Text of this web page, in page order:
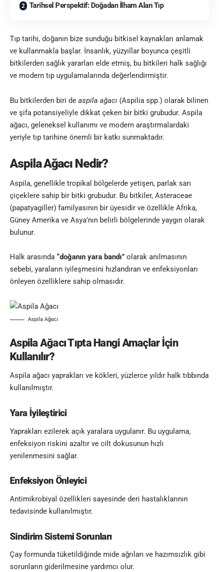
Tarihsel Perspektif: Doğadan İlham Alan Tıp
Tıp tarihi, doğanın bize sunduğu bitkisel kaynakları anlamak
ve kullanmakla başlar. İnsanlık, yüzyıllar boyunca çeşitli
bitkilerden sağlık yararları elde etmiş, bu bitkileri halk sağlığı
ve modern tıp uygulamalarında değerlendirmiştir.
Bu bitkilerden biri de aspila ağacı (Aspilia spp.) olarak bilinen
ve şifa potansiyeliyle dikkat çeken bir bitki grubudur. Aspila
ağacı, geleneksel kullanımı ve modern araştırmalardaki
yeriyle tıp tarihine önemli bir katkı sunmaktadır.
Aspila Ağacı Nedir?
Aspila, genellikle tropikal bölgelerde yetişen, parlak sarı
çiçeklere sahip bir bitki grubudur. Bu bitkiler, Asteraceae
(papatyagiller) familyasının bir üyesidir ve özellikle Afrika,
Güney Amerika ve Asya’nın belirli bölgelerinde yaygın olarak
bulunur.
Halk arasında “doğanın yara bandı” olarak anılmasının
sebebi, yaraların iyileşmesini hızlandıran ve enfeksiyonları
önleyen özelliklere sahip olmasıdır.
Aspila Ağacı
Aspila Ağacı Tıpta Hangi Amaçlar İçin
Kullanılır?
Aspila ağacı yaprakları ve kökleri, yüzlerce yıldır halk tıbbında
kullanılmıştır.
Yara İyileştirici
Yaprakları ezilerek açık yaralara uygulanır. Bu uygulama,
enfeksiyon riskini azaltır ve cilt dokusunun hızlı
yenilenmesini sağlar.
Enfeksiyon Önleyici
Antimikrobiyal özellikleri sayesinde deri hastalıklarının
tedavisinde kullanılmıştır.
Sindirim Sistemi Sorunları
Çay formunda tüketildiğinde mide ağrıları ve hazımsızlık gibi
sorunların giderilmesine yardımcı olur.